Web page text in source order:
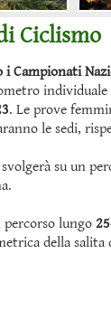
Ciclismo
i Campionati
. Le prove
le sedi,
su un
percorso lungo
della salita